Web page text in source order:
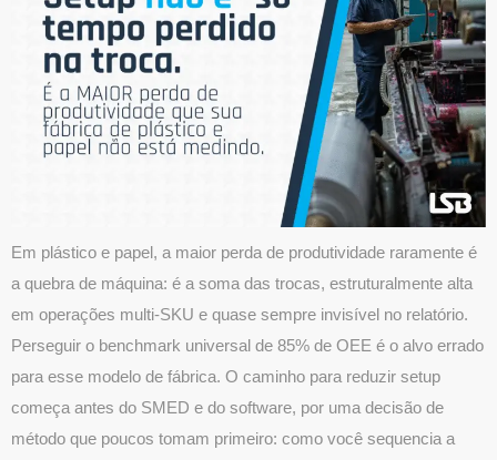
Em plástico e papel, a maior perda de produtividade raramente é
a quebra de máquina: é a soma das trocas, estruturalmente alta
em operações multi-SKU e quase sempre invisível no relatório.
Perseguir o benchmark universal de 85% de OEE é o alvo errado
para esse modelo de fábrica. O caminho para reduzir setup
começa antes do SMED e do software, por uma decisão de
método que poucos tomam primeiro: como você sequencia a